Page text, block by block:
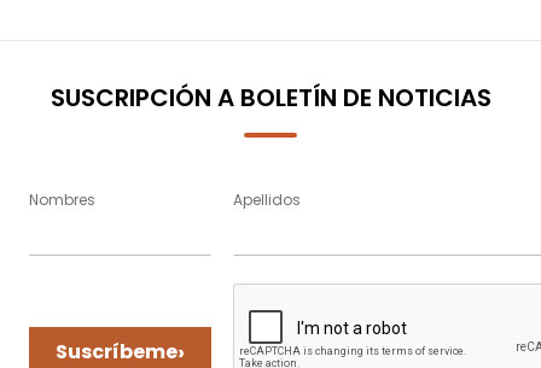
SUSCRIPCIÓN A BOLETÍN DE NOTICIAS
Nombres Apellidos
Suscríbeme›